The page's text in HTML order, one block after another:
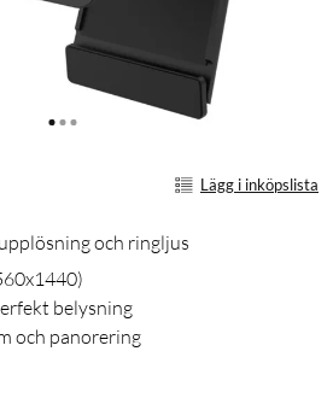
Lägg i inköpslista
och ringljus
belysning
och panorering